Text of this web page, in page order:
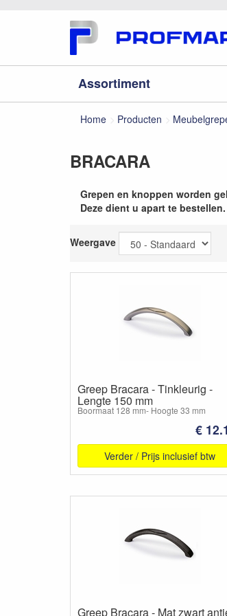
Assortiment
Home Producten
BRACARA
Grepen en knoppen worden
Deze dient u apart te bestellen.
Weergave
Greep Bracara - Tinkleurig -
Lengte 150 mm
Boormaat 128 mm- Hoogte 33 mm
€
Verder / Prijs inclusief btw
Greep Bracara - Mat zwart